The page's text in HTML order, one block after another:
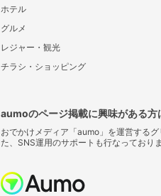
ホテル
グルメ
レジャー・観光
チラシ・ショッピング
aumoのページ掲載に興味がある方
おでかけメディア「aumo」を運営する
た、SNS運用のサポートも行なっており